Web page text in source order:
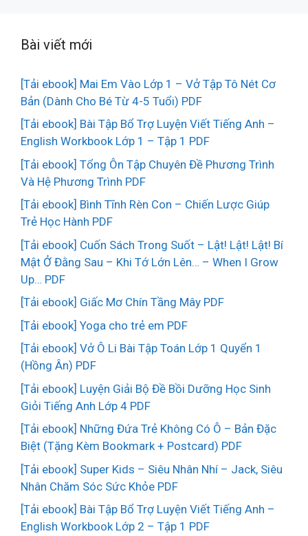
Bài viết mới
[Tải ebook] Mai Em Vào Lớp 1 – Vở Tập Tô Nét Cơ
Bản (Dành Cho Bé Từ 4-5 Tuổi) PDF
[Tải ebook] Bài Tập Bổ Trợ Luyện Viết Tiếng Anh –
English Workbook Lớp 1 – Tập 1 PDF
[Tải ebook] Tổng Ôn Tập Chuyên Đề Phương Trình
Và Hệ Phương Trình PDF
[Tải ebook] Bình Tĩnh Rèn Con – Chiến Lược Giúp
Trẻ Học Hành PDF
[Tải ebook] Cuốn Sách Trong Suốt – Lật! Lật! Lật! Bí
Mật Ở Đằng Sau – Khi Tớ Lớn Lên… – When I Grow
Up… PDF
[Tải ebook] Giấc Mơ Chín Tầng Mây PDF
[Tải ebook] Yoga cho trẻ em PDF
[Tải ebook] Vở Ô Li Bài Tập Toán Lớp 1 Quyển 1
(Hồng Ân) PDF
[Tải ebook] Luyện Giải Bộ Đề Bồi Dưỡng Học Sinh
Giỏi Tiếng Anh Lớp 4 PDF
[Tải ebook] Những Đứa Trẻ Không Có Ô – Bản Đặc
Biệt (Tặng Kèm Bookmark + Postcard) PDF
[Tải ebook] Super Kids – Siêu Nhân Nhí – Jack, Siêu
Nhân Chăm Sóc Sức Khỏe PDF
[Tải ebook] Bài Tập Bổ Trợ Luyện Viết Tiếng Anh –
English Workbook Lớp 2 – Tập 1 PDF